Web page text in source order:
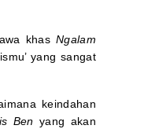
khas Ngalam
yang sangat
keindahan
Ben yang akan